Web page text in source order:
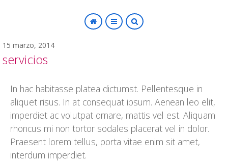
15 marzo, 2014
servicios
In hac habitasse platea dictumst. Pellentesque in
aliquet risus. In at consequat ipsum. Aenean leo elit,
imperdiet ac volutpat ornare, mattis vel est. Aliquam
rhoncus mi non tortor sodales placerat vel in dolor.
Praesent lorem tellus, porta vitae enim sit amet,
interdum imperdiet.